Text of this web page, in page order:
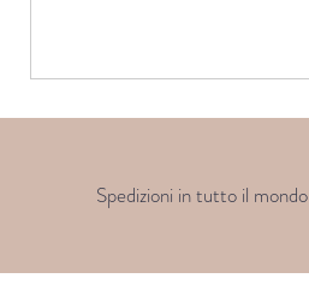
Spedizioni in tutto il mondo